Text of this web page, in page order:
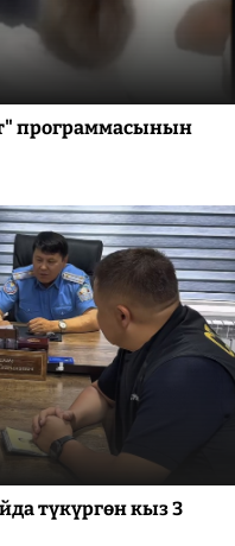
программасынын
түкүргөн кыз 3